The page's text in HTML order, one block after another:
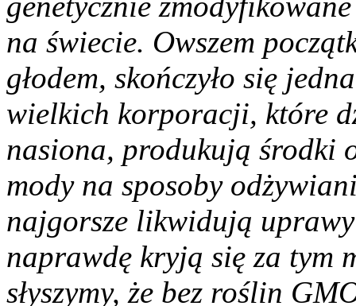
na świecie. Owszem
głodem, skończyło się
wielkich korporacji, które
nasiona, produkują
mody na sposoby
najgorsze likwidują
naprawdę kryją się za tym
słyszymy, że bez roślin